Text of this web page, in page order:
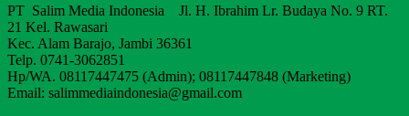
PT Salim Media Indonesia Jl. H. Ibrahim Lr. Budaya No. 9 RT.
21 Kel. Rawasari
Kec. Alam Barajo, Jambi 36361
Telp. 0741-3062851
Hp/WA. 08117447475 (Admin); 08117447848 (Marketing)
Email: salimmediaindonesia@gmail.com